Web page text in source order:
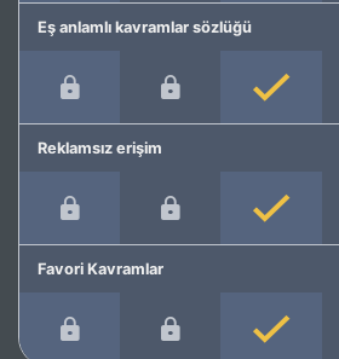
Eş anlamlı kavramlar sözlüğü
Reklamsız erişim
Favori Kavramlar